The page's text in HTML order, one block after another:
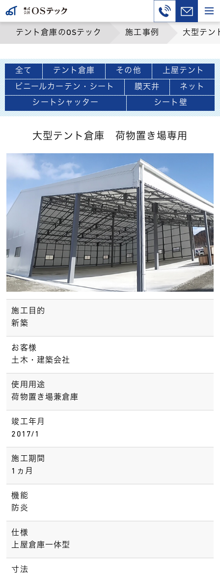
テント倉庫のOSテック 施工事例 大型テ
全て テント倉庫 その他 上屋テント
ビニールカーテン・シート 膜天井 ネット
シートシャッター シート壁
大型テント倉庫 荷物置き場専用
施工目的
新築
お客様
土木・建築会社
使用用途
荷物置き場兼倉庫
竣工年月
2017/1
施工期間
1ヵ月
機能
防炎
仕様
上屋倉庫一体型
寸法